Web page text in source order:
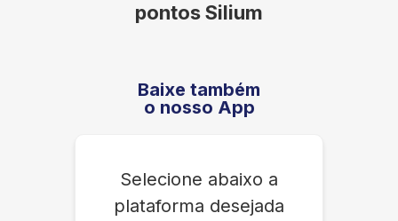
pontos Silium
Baixe também
o nosso App
Selecione abaixo a
plataforma desejada